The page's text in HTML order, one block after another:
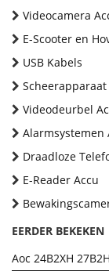
Videocamera
E-Scooter en
USB Kabels
Scheerapparaat
Videodeurbel
Alarmsystemen
Draadloze
E-Reader Accu
EERDER BEKEKEN
Aoc 24B2XH